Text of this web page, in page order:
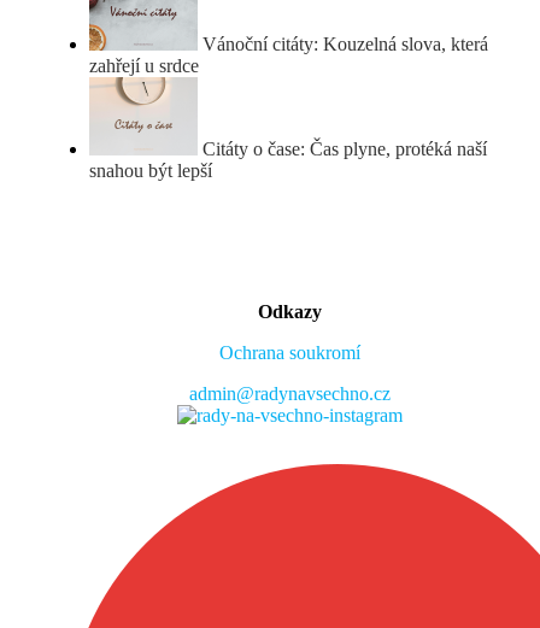
Vánoční citáty: Kouzelná slova, která
zahřejí u srdce
Citáty o čase: Čas plyne, protéká naší
snahou být lepší
Odkazy
Ochrana soukromí
admin@radynavsechno.cz